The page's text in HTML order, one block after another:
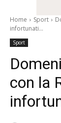
Home Sport
infortunati...
Sport
con la